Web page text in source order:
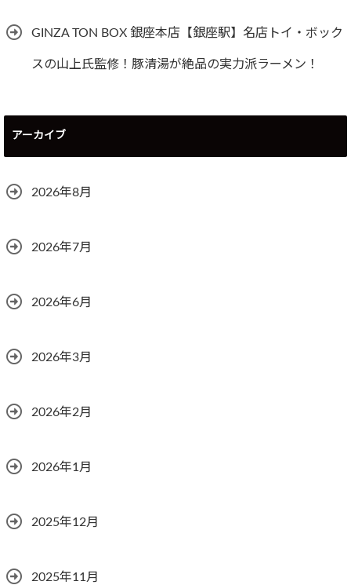
GINZA TON BOX 銀座本店【銀座駅】名店トイ・ボック
スの山上氏監修！豚清湯が絶品の実力派ラーメン！
アーカイブ
2026年8月
2026年7月
2026年6月
2026年3月
2026年2月
2026年1月
2025年12月
2025年11月